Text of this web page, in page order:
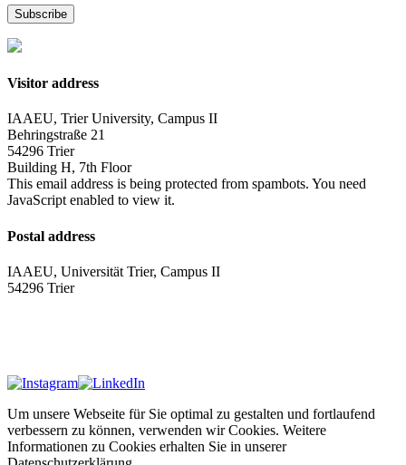
Subscribe
Visitor address
IAAEU, Trier University, Campus II
Behringstraße 21
54296 Trier
Building H, 7th Floor
This email address is being protected from spambots. You need
JavaScript enabled to view it.
Postal address
IAAEU, Universität Trier, Campus II
54296 Trier
Um unsere Webseite für Sie optimal zu gestalten und fortlaufend
verbessern zu können, verwenden wir Cookies. Weitere
Informationen zu Cookies erhalten Sie in unserer